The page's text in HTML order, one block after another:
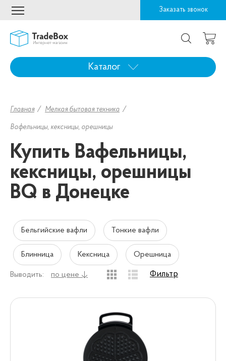
Заказать звонок
Каталог
Главная Мелкая бытовая техника
Вафельницы, кексницы, орешницы
Купить Вафельницы,
кексницы, орешницы
BQ в Донецке
Бельгийские вафли Тонкие вафли
Блинница Кексница Орешница
Выводить: по цене ↓ Фильтр